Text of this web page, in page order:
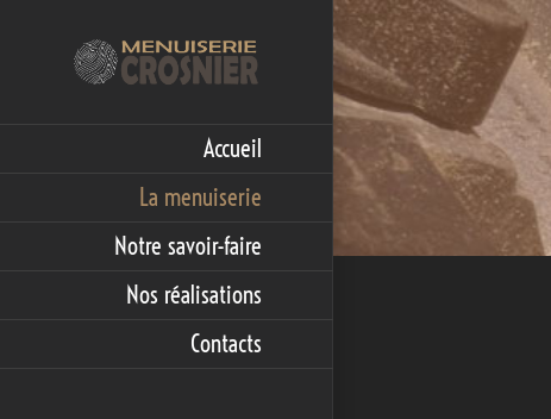
Accueil
La menuiserie
Notre savoir-faire
Nos réalisations
Contacts